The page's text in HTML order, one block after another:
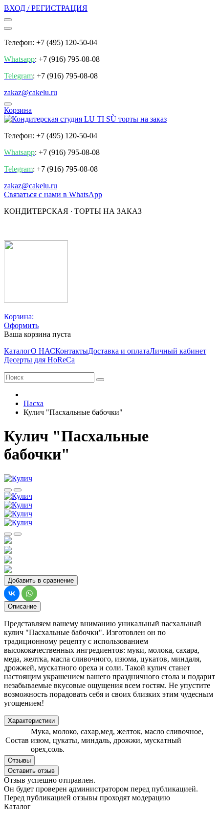
ВХОД / РЕГИСТРАЦИЯ
Телефон: +7 (495) 120-50-04
Whatsapp: +7 (916) 795-08-08
Telegram: +7 (916) 795-08-08
zakaz@cakelu.ru
Корзина
Телефон: +7 (495) 120-50-04
Whatsapp: +7 (916) 795-08-08
Telegram: +7 (916) 795-08-08
zakaz@cakelu.ru
Cвязаться с нами в WhatsApp
КОНДИТЕРСКАЯ ∙ ТОРТЫ НА ЗАКАЗ
Корзина:
Оформить
Ваша корзина пуста
КаталогО НАСКонтактыДоставка и оплатаЛичный кабинет
Десерты для HoReCa
Пасха
Кулич "Пасхальные бабочки"
Кулич "Пасхальные
бабочки"
Добавить в сравнение
Описание
Представляем вашему вниманию уникальный пасхальный
кулич "Пасхальные бабочки". Изготовлен он по
традиционному рецепту с использованием
высококачественных ингредиентов: муки, молока, сахара,
меда, желтка, масла сливочного, изюма, цукатов, миндаля,
дрожжей, мускатного ореха и соли. Такой кулич станет
настоящим украшением вашего праздничного стола и подарит
незабываемые вкусовые ощущения всем гостям. Не упустите
возможность порадовать себя и своих близких этим чудесным
угощением!
Характеристики
Состав
Мука, молоко, сахар,мед, желток, масло сливочное,
изюм, цукаты, миндаль, дрожжи, мускатный
орех,соль.
Отзывы
Оставить отзыв
Отзыв успешно отправлен.
Он будет проверен администратором перед публикацией.
Перед публикацией отзывы проходят модерацию
Каталог